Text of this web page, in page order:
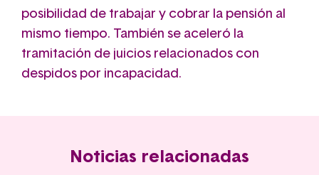
posibilidad de trabajar y cobrar la pensión al
mismo tiempo. También se aceleró la
tramitación de juicios relacionados con
despidos por incapacidad.
Noticias relacionadas